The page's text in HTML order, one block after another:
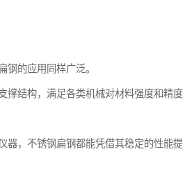
钢的应用同样广泛。
撑结构，满足各类机械对材料强度和精度
器，不锈钢扁钢都能凭借其稳定的性能提